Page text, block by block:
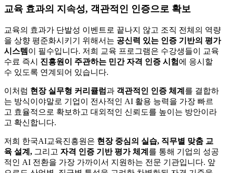
교육 효과의 지속성, 객관적인 인증으로 확보
교육의 효과가 단발성 이벤트로 끝나지 않고 조직 전체의 역량
을 상향 평준화시키기 위해서는 공신력 있는 인증 기반의 평가
시스템 이 필수입니다. 저희 교육 프로그램은 수강생들이 교육
수료 즉시 진흥원이 주관하는 민간 자격 인증 시험 에 응시할
수 있도록 연계되어 있습니다.
이처럼 현장 실무형 커리큘럼과 객관적인 인증 체계 를 결합하
는 방식이야말로 기업이 전사적인 AI 활용 능력을 가장 빠르
고 효율적으로 확보하고 대외적인 신뢰도를 높이는 방안이라
고 확신합니다.
저희 한국AI교육진흥원은 현장 중심의 실습, 직무별 맞춤 교
육 설계, 그리고 자격 인증 기반 평가 체계 를 통해 기업의 성공
적인 AI 전환을 가장 가까이서 지원하는 전문 기관입니다. 앞